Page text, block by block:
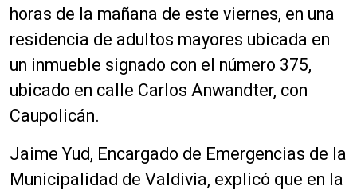
horas de la mañana de este viernes, en una
residencia de adultos mayores ubicada en
un inmueble signado con el número 375,
ubicado en calle Carlos Anwandter, con
Caupolicán.
Jaime Yud, Encargado de Emergencias de la
Municipalidad de Valdivia, explicó que en la